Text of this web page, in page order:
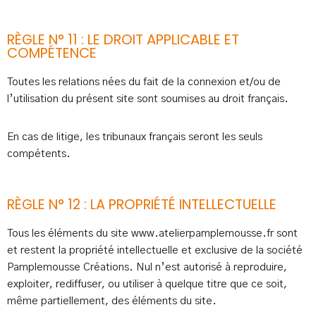
RÈGLE N° 11 : LE DROIT APPLICABLE ET
COMPÉTENCE
Toutes les relations nées du fait de la connexion et/ou de
l’utilisation du présent site sont soumises au droit français.
En cas de litige, les tribunaux français seront les seuls
compétents.
RÈGLE N° 12 : LA PROPRIÉTÉ INTELLECTUELLE
Tous les éléments du site www.atelierpamplemousse.fr sont
et restent la propriété intellectuelle et exclusive de la société
Pamplemousse Créations. Nul n’est autorisé à reproduire,
exploiter, rediffuser, ou utiliser à quelque titre que ce soit,
même partiellement, des éléments du site.